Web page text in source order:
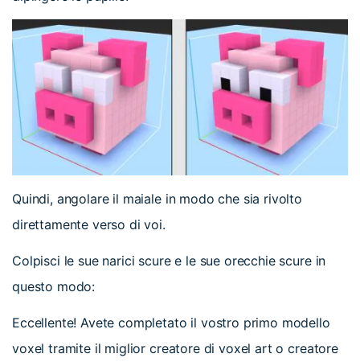
Quindi, angolare il maiale in modo che sia rivolto
direttamente verso di voi.
Colpisci le sue narici scure e le sue orecchie scure in
questo modo:
Eccellente! Avete completato il vostro primo modello
voxel tramite il miglior creatore di voxel art o creatore